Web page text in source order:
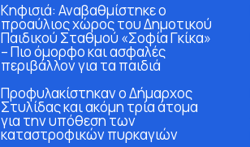
Κηφισιά: Αναβαθμίστηκε ο
προαύλιος χώρος του Δημοτικού
Παιδικού Σταθμού «Σοφία Γκίκα»
– Πιο όμορφο και ασφαλές
περιβάλλον για τα παιδιά
Προφυλακίστηκαν ο Δήμαρχος
Στυλίδας και ακόμη τρία άτομα
για την υπόθεση των
καταστροφικών πυρκαγιών